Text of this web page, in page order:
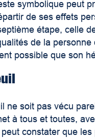
symbolique peut
de ses effets
étape, celle
de la
possible que son
ne soit pas vécu
à tous et toutes,
constater que